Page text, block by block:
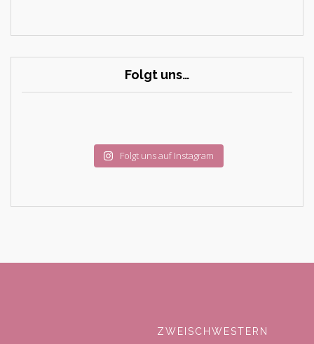
Folgt uns…
Folgt uns auf Instagram
ZWEISCHWESTERN